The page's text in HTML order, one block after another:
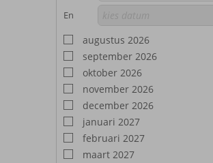
En
augustus 2026
september 2026
oktober 2026
november 2026
december 2026
januari 2027
februari 2027
maart 2027